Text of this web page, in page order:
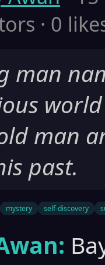
· 0
man
man
past.
mystery self-discovery